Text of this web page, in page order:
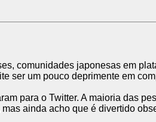
comunidades japonesas em
ser um pouco deprimente em
para o Twitter. A maioria das
ainda acho que é divertido